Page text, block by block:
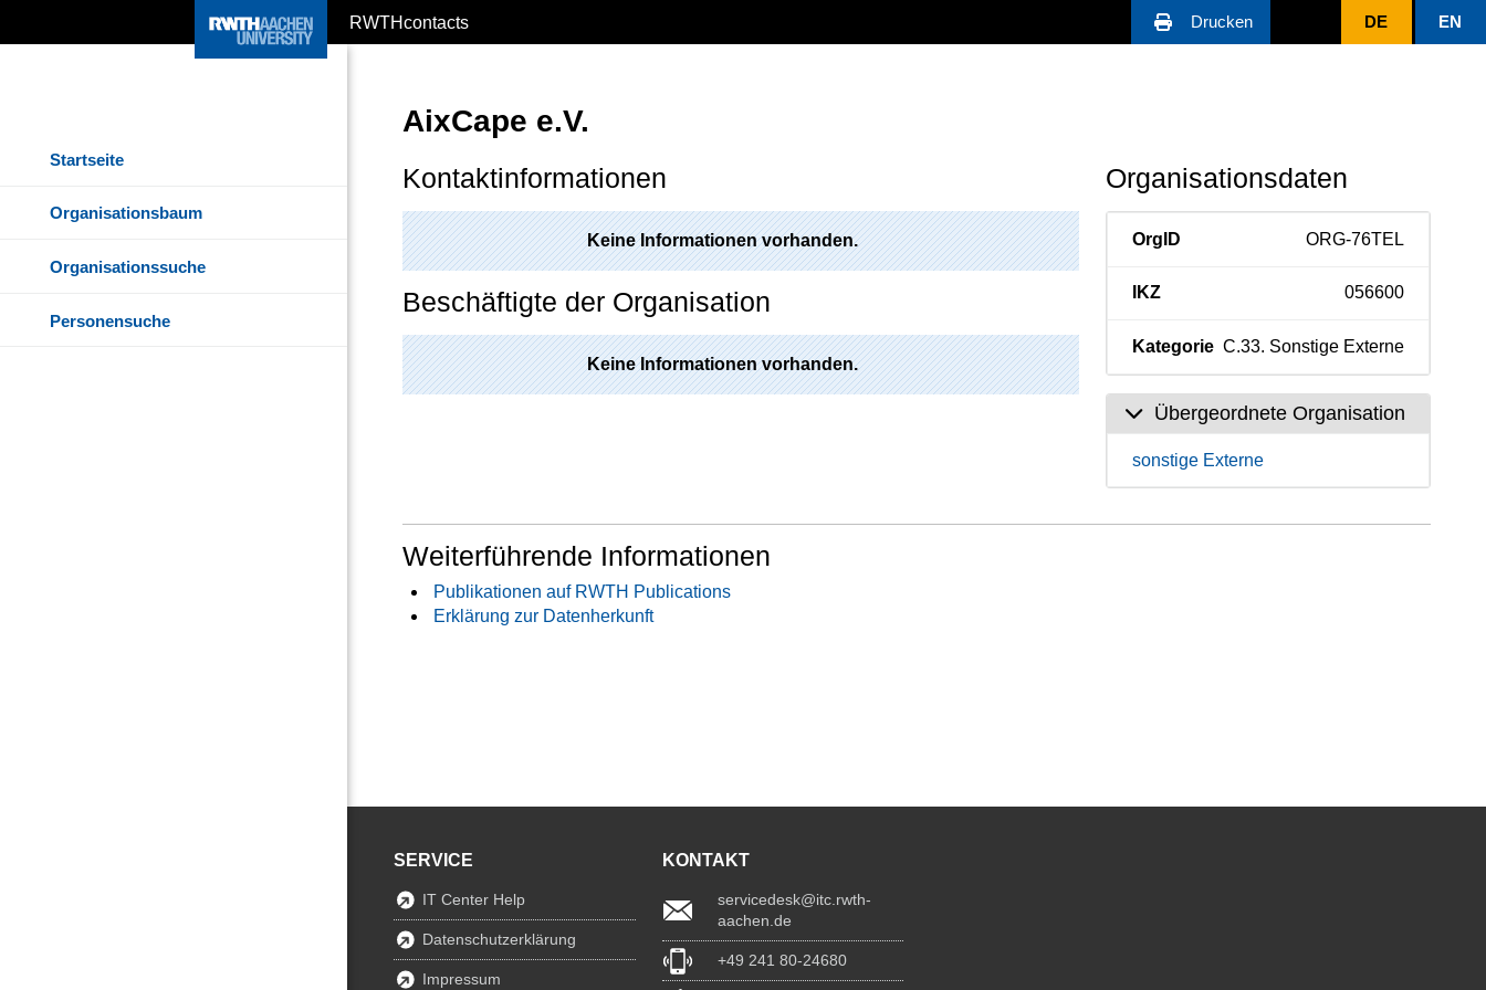
RWTHcontacts Drucken DE EN
Startseite
Organisationsbaum
Organisationssuche
Personensuche
AixCape e.V.
Kontaktinformationen
Keine Informationen vorhanden.
Beschäftigte der Organisation
Keine Informationen vorhanden.
Organisationsdaten
OrgID ORG-76TEL
IKZ 056600
Kategorie C.33. Sonstige Externe
Übergeordnete Organisation
sonstige Externe
Weiterführende Informationen
Publikationen auf RWTH Publications
Erklärung zur Datenherkunft
SERVICE
IT Center Help
Datenschutzerklärung
Impressum
KONTAKT
servicedesk@itc.rwth-
aachen.de
+49 241 80-24680